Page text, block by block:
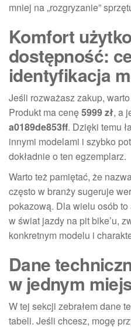
mniej na „rozgryzanie”
Komfort
dostępność:
identyfikacja
Jeśli rozważasz zakup,
Produkt ma cenę5999 zł, a
a0189de853ff. Dzięki temu
innymi modelami i szybko
dokładnie o ten egzemplarz.
Warto też pamiętać, że
często w branży sugeruje
pokazową. Dla wielu osób
w świat jazdy na pit bike’u,
konkretnym modelu i
Dane
w jednym
W tej sekcji zebrałem dane
tabeli. Jeśli chcesz, mogę